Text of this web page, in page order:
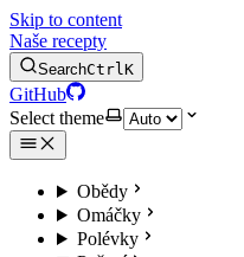
Skip to content
Naše recepty
SearchCtrlK
GitHub
Select theme
Obědy
Omáčky
Polévky